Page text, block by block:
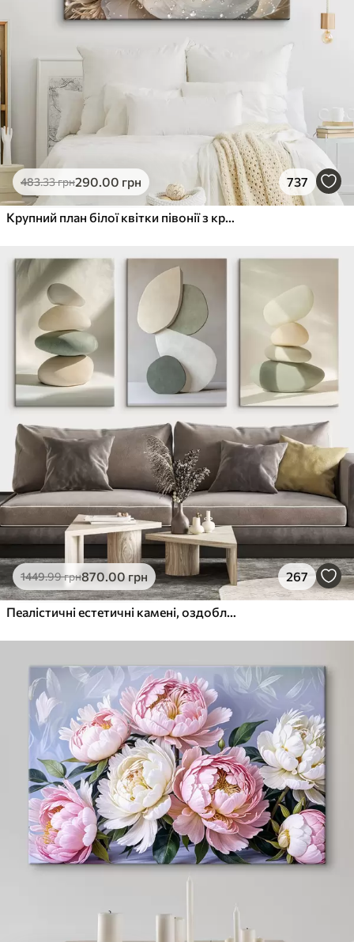
483.33грн290.00 грн 737
Крупний план білої квітки півонії з крапельками води на пелюстках на розмитому фоні
1449.99грн870.00 грн 267
Пеалістичні естетичні камені, оздоблення будинку, природне освітлення